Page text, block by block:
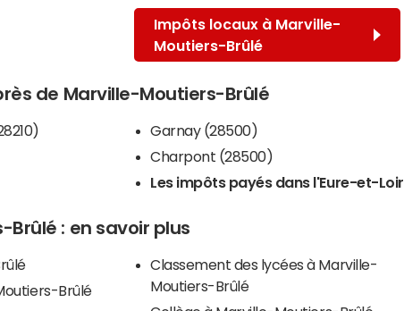
Impôts locaux à Marville-
Moutiers-Brûlé
de Marville-Moutiers-Brûlé
Garnay (28500)
Charpont (28500)
Les impôts payés dans l'Eure-et-Loir
Brûlé : en savoir plus
Brûlé
Classement des lycées à Marville-
Moutiers-Brûlé